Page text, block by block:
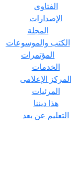
الفتاوى
الإصدارات
المجلة
الكتب والموسوعات
المؤتمرات
الخدمات
المركز الإعلامى
المرئيات
هذا ديننا
التعليم عن بعد